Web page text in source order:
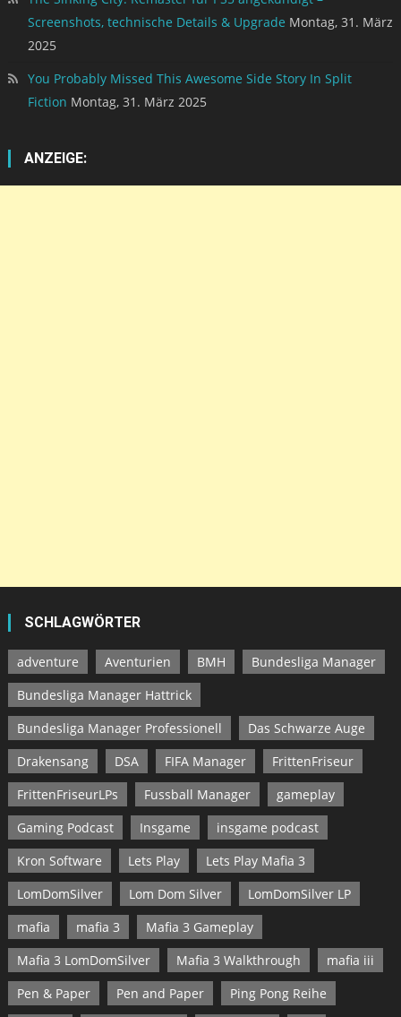
Screenshots, technische Details & Upgrade Montag, 31. März
2025
You Probably Missed This Awesome Side Story In Split
Fiction Montag, 31. März 2025
ANZEIGE:
SCHLAGWÖRTER
adventure Aventurien BMH
Bundesliga Manager
Bundesliga Manager Hattrick
Bundesliga Manager Professionell
Das Schwarze Auge
Drakensang
DSA FIFA Manager
FrittenFriseur
FrittenFriseurLPs
Fussball Manager
gameplay
Gaming Podcast
Insgame
insgame podcast
Kron Software
Lets Play
Lets Play Mafia 3
LomDomSilver
Lom Dom Silver
LomDomSilver LP
mafia
mafia 3
Mafia 3 Gameplay
Mafia 3 LomDomSilver
Mafia 3 Walkthrough
mafia iii
Pen & Paper
Pen and Paper
Ping Pong Reihe